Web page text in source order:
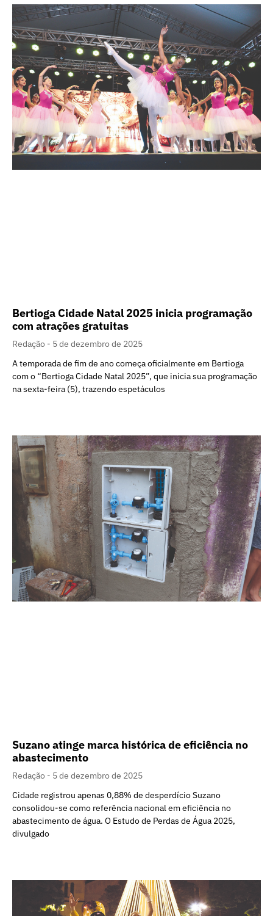
Bertioga Cidade Natal 2025 inicia programação
com atrações gratuitas
Redação
5 de dezembro de 2025
A temporada de fim de ano começa oficialmente em Bertioga
com o “Bertioga Cidade Natal 2025”, que inicia sua programação
na sexta-feira (5), trazendo espetáculos
Suzano atinge marca histórica de eficiência no
abastecimento
Redação
5 de dezembro de 2025
Cidade registrou apenas 0,88% de desperdício Suzano
consolidou-se como referência nacional em eficiência no
abastecimento de água. O Estudo de Perdas de Água 2025,
divulgado